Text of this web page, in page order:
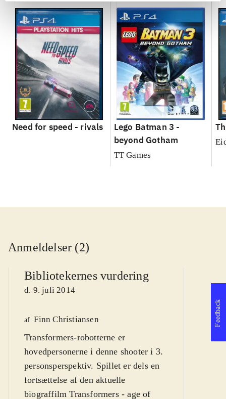
Need for speed - rivals
Lego Batman 3 -
beyond Gotham
TT Games
Anmeldelser (2)
Bibliotekernes vurdering
d. 9. juli 2014
af Finn Christiansen
Transformers-robotterne er
hovedpersonerne i denne shooter i 3.
personsperspektiv. Spillet er dels en
fortsættelse af den aktuelle
biograffilm Transformers - age of
Feedback